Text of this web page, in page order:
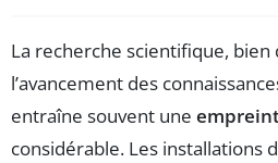
La recherche scientifique, bien
l’avancement des
entraîne souvent une
considérable. Les installations